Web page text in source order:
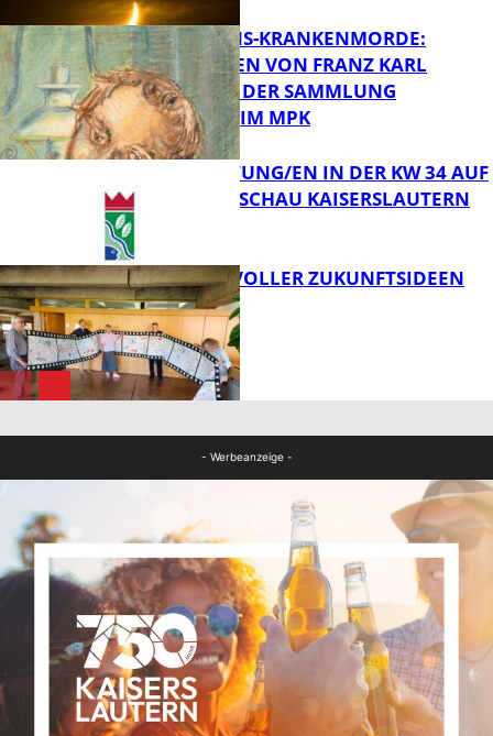
Bildung
OPFER DER NS-KRANKENMORDE:
ZEICHNUNGEN VON FRANZ KARL
BÜHLER AUS DER SAMMLUNG
PRINZHORN IM MPK
FB Kultur
VERANSTALTUNG/EN IN DER KW 34 AUF
DER GARTENSCHAU KAISERSLAUTERN
FILMROLLE VOLLER ZUKUNFTSIDEEN
- Werbeanzeige -